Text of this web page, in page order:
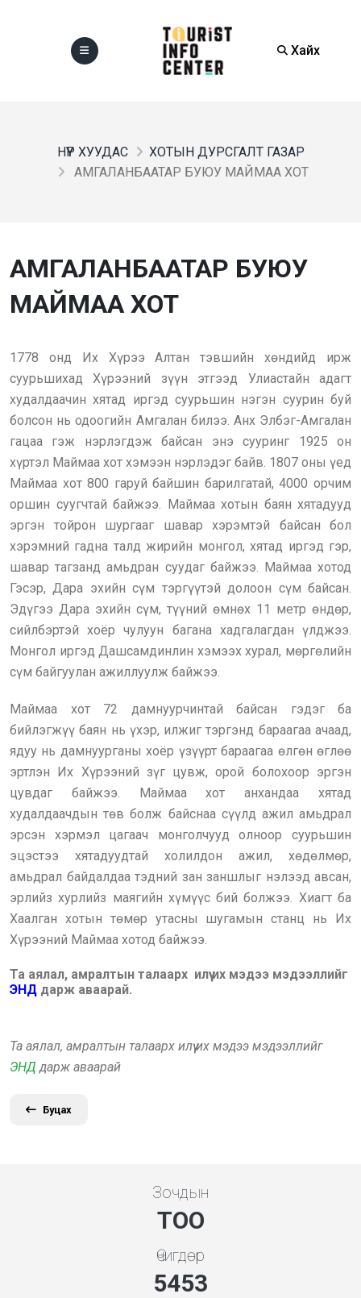
Хайх
НҮҮР ХУУДАС
ХОТЫН ДУРСГАЛТ ГАЗАР
АМГАЛАНБААТАР БУЮУ МАЙМАА ХОТ
АМГАЛАНБААТАР БУЮУ
МАЙМАА ХОТ
1778 онд Их Хүрээ Алтан тэвшийн хөндийд ирж
суурьшихад Хүрээний зүүн этгээд Улиастайн адагт
худалдаачин хятад иргэд суурьшин нэгэн суурин буй
болсон нь одоогийн Амгалан билээ. Анх Элбэг-Амгалан
гацаа гэж нэрлэгдэж байсан энэ сууринг 1925 он
хүртэл Маймаа хот хэмээн нэрлэдэг байв. 1807 оны үед
Маймаа хот 800 гаруй байшин барилгатай, 4000 орчим
оршин суугчтай байжээ. Маймаа хотын баян хятадууд
эргэн тойрон шургааг шавар хэрэмтэй байсан бол
хэрэмний гадна талд жирийн монгол, хятад иргэд гэр,
шавар тагзанд амьдран суудаг байжээ. Маймаа хотод
Гэсэр, Дара эхийн сүм тэргүүтэй долоон сүм байсан.
Эдүгээ Дара эхийн сүм, түүний өмнөх 11 метр өндөр,
сийлбэртэй хоёр чулуун багана хадгалагдан үлджээ.
Монгол иргэд Дашсамдинлин хэмээх хурал, мөргөлийн
сүм байгуулан ажиллуулж байжээ.
Маймаа хот 72 дамнуурчинтай байсан гэдэг ба
бийлэгжүү баян нь үхэр, илжиг тэргэнд бараагаа ачаад,
ядуу нь дамнуурганы хоёр үзүүрт бараагаа өлгөн өглөө
эртлэн Их Хүрээний зүг цувж, орой болохоор эргэн
цувдаг байжээ. Маймаа хот анхандаа хятад
худалдаачдын төв болж байснаа сүүлд ажил амьдрал
эрсэн хэрмэл цагаач монголчууд олноор суурьшин
эцэстээ хятадуудтай холилдон ажил, хөдөлмөр,
амьдрал байдалдаа тэдний зан заншлыг нэлээд авсан,
эрлийз хурлийз маягийн хүмүүс бий болжээ. Хиагт ба
Хаалган хотын төмөр утасны шугамын станц нь Их
Хүрээний Маймаа хотод байжээ.
Та аялал, амралтын талаарх илүү их мэдээ мэдээллийг
ЭНД дарж аваарай.
Та аялал, амралтын талаарх илүү их мэдээ мэдээллийг
ЭНД дарж аваарай
Буцах
Зочдын
ТОО
Өчигдөр
5843